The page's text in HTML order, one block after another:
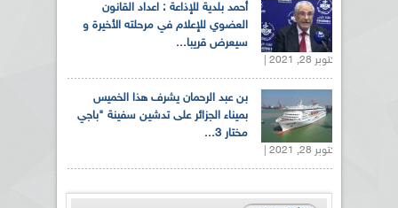
أحمد بلدية للإذاعة : اعداد القانون
العضوي للإعلام في مرحلته الأخيرة و
سيعرض قريبا...
أكتوبر 28, 2021 |
بن عبد الرحمان يشرف هذا الخميس
بميناء الجزائر على تدشين سفينة "باجي
مختار 3...
أكتوبر 28, 2021 |